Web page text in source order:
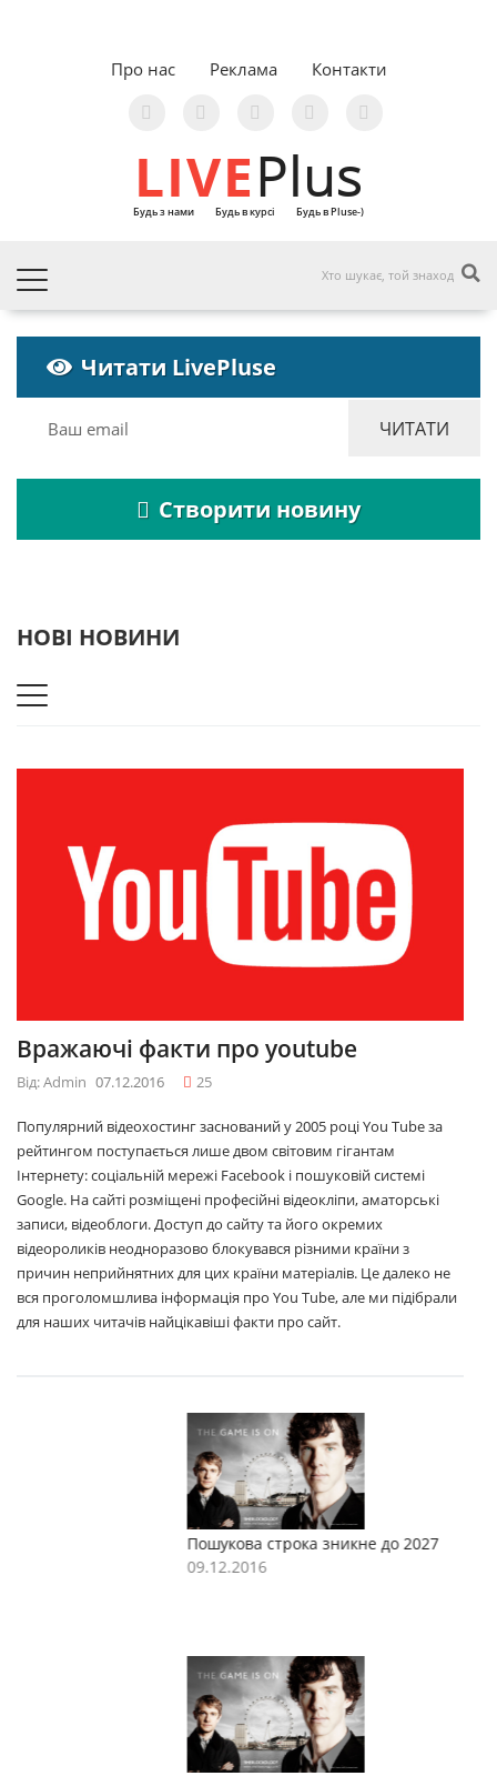
Про нас Реклама Контакти
LIVEPlus
Будь з нами Будь в курсі Будь в Pluse-)
Читати LivePluse
Створити новину
НОВІ НОВИНИ
Вражаючі факти про youtube
Від: Admin 07.12.2016 25
Популярний відеохостинг заснований у 2005 році You Tube за
рейтингом поступається лише двом світовим гігантам
Інтернету: соціальній мережі Facebook і пошуковій системі
Google. На сайті розміщені професійні відеокліпи, аматорські
записи, відеоблоги. Доступ до сайту та його окремих
відеороликів неодноразово блокувався різними країни з
причин неприйнятних для цих країни матеріалів. Це далеко не
вся проголомшлива інформація про You Tube, але ми підібрали
для наших читачів найцікавіші факти про сайт.
Пошукова строка зникне до 2027